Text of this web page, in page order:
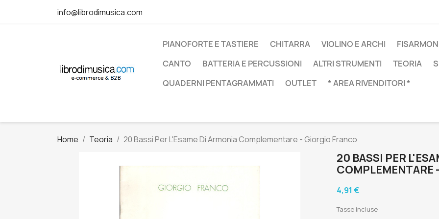
info@librodimusica.com
PIANOFORTE E TASTIERE CHITARRA VIOLINO E ARCHI
CANTO
BATTERIA E PERCUSSIONI ALTRI STRUMENTI TEORIA
QUADERNI PENTAGRAMMATI
OUTLET * AREA RIVENDITORI *
Home Teoria 20 Bassi Per L'Esame Di Armonia Complementare - Giorgio Franco
20 BASSI PER
COMPLEMENTARE
4,91 €
Tasse incluse